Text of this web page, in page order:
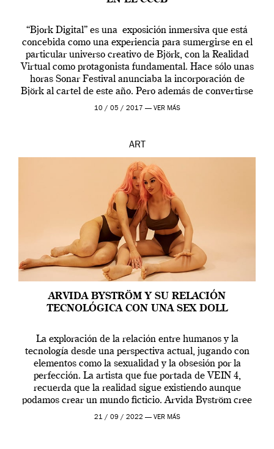
“Bjork Digital” es una exposición inmersiva que está
concebida como una experiencia para sumergirse en el
particular universo creativo de Björk, con la Realidad
Virtual como protagonista fundamental. Hace sólo unas
horas Sonar Festival anunciaba la incorporación de
Björk al cartel de este año. Pero además de convertirse
en una de las actuaciones más relevantes […]
10 / 05 / 2017 — VER MÁS
ART
ARVIDA BYSTRÖM Y SU RELACIÓN
TECNOLÓGICA CON UNA SEX DOLL
La exploración de la relación entre humanos y la
tecnología desde una perspectiva actual, jugando con
elementos como la sexualidad y la obsesión por la
perfección. La artista que fue portada de VEIN 4,
recuerda que la realidad sigue existiendo aunque
podamos crear un mundo ficticio. Arvida Byström cree
que los humanos tienen un complejo […]
21 / 09 / 2022 — VER MÁS